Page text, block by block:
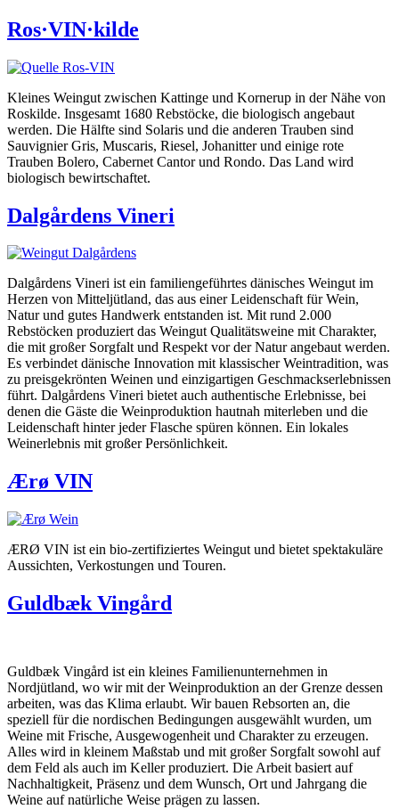
Ros·VIN·kilde
Kleines Weingut zwischen Kattinge und Kornerup in der Nähe von
Roskilde. Insgesamt 1680 Rebstöcke, die biologisch angebaut
werden. Die Hälfte sind Solaris und die anderen Trauben sind
Sauvignier Gris, Muscaris, Riesel, Johanitter und einige rote
Trauben Bolero, Cabernet Cantor und Rondo. Das Land wird
biologisch bewirtschaftet.
Dalgårdens Vineri
Dalgårdens Vineri ist ein familiengeführtes dänisches Weingut im
Herzen von Mitteljütland, das aus einer Leidenschaft für Wein,
Natur und gutes Handwerk entstanden ist. Mit rund 2.000
Rebstöcken produziert das Weingut Qualitätsweine mit Charakter,
die mit großer Sorgfalt und Respekt vor der Natur angebaut werden.
Es verbindet dänische Innovation mit klassischer Weintradition, was
zu preisgekrönten Weinen und einzigartigen Geschmackserlebnissen
führt. Dalgårdens Vineri bietet auch authentische Erlebnisse, bei
denen die Gäste die Weinproduktion hautnah miterleben und die
Leidenschaft hinter jeder Flasche spüren können. Ein lokales
Weinerlebnis mit großer Persönlichkeit.
Ærø VIN
ÆRØ VIN ist ein bio-zertifiziertes Weingut und bietet spektakuläre
Aussichten, Verkostungen und Touren.
Guldbæk Vingård
Guldbæk Vingård ist ein kleines Familienunternehmen in
Nordjütland, wo wir mit der Weinproduktion an der Grenze dessen
arbeiten, was das Klima erlaubt. Wir bauen Rebsorten an, die
speziell für die nordischen Bedingungen ausgewählt wurden, um
Weine mit Frische, Ausgewogenheit und Charakter zu erzeugen.
Alles wird in kleinem Maßstab und mit großer Sorgfalt sowohl auf
dem Feld als auch im Keller produziert. Die Arbeit basiert auf
Nachhaltigkeit, Präsenz und dem Wunsch, Ort und Jahrgang die
Weine auf natürliche Weise prägen zu lassen.